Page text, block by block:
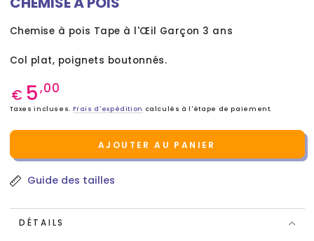
Chemise à pois Tape à l'Œil Garçon 3 ans
Col plat, poignets boutonnés.
Prix
normal
€ 5,00
Taxes incluses. Frais d'expédition calculés à l'étape de paiement.
AJOUTER AU PANIER
Guide des tailles
DÉTAILS